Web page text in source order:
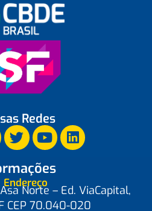
Redes
Endereço
Norte – Ed. ViaCapital,
CEP 70.040-020